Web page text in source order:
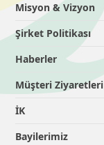
Misyon & Vizyon
Şirket Politikası
Haberler
Müşteri Ziyaretleri
İK
Bayilerimiz